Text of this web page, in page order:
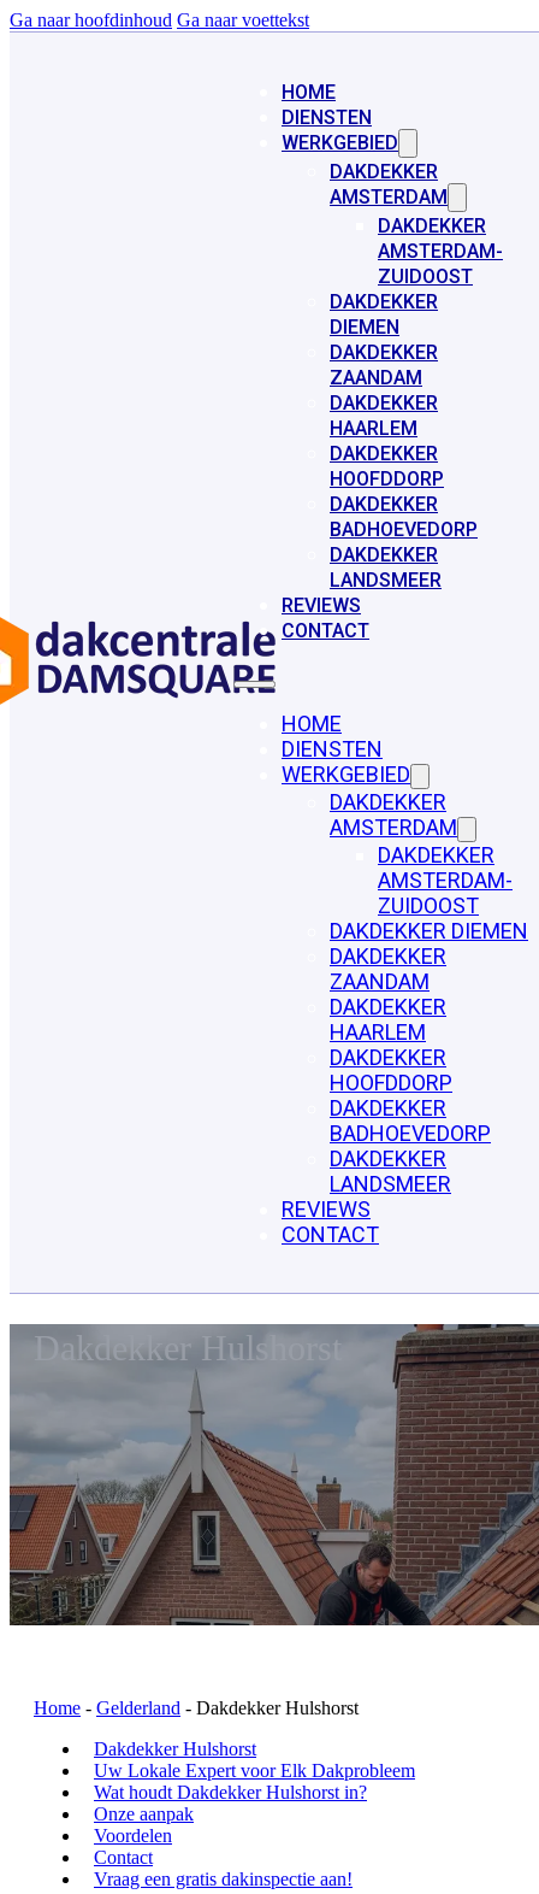
Ga naar hoofdinhoud Ga naar voettekst
HOME
DIENSTEN
WERKGEBIED
DAKDEKKER
AMSTERDAM
DAKDEKKER
AMSTERDAM-
ZUIDOOST
DAKDEKKER
DIEMEN
DAKDEKKER
ZAANDAM
DAKDEKKER
HAARLEM
DAKDEKKER
HOOFDDORP
DAKDEKKER
BADHOEVEDORP
DAKDEKKER
LANDSMEER
REVIEWS
CONTACT
HOME
DIENSTEN
WERKGEBIED
DAKDEKKER
AMSTERDAM
DAKDEKKER
AMSTERDAM-
ZUIDOOST
DAKDEKKER DIEMEN
DAKDEKKER
ZAANDAM
DAKDEKKER
HAARLEM
DAKDEKKER
HOOFDDORP
DAKDEKKER
BADHOEVEDORP
DAKDEKKER
LANDSMEER
REVIEWS
CONTACT
Dakdekker Hulshorst
Home - Gelderland - Dakdekker Hulshorst
Dakdekker Hulshorst
Uw Lokale Expert voor Elk Dakprobleem
Wat houdt Dakdekker Hulshorst in?
Onze aanpak
Voordelen
Contact
Vraag een gratis dakinspectie aan!